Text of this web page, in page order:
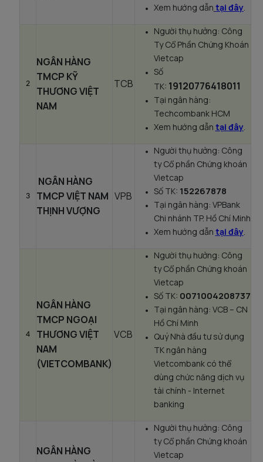
Xem hướng dẫn tại đây.
2
NGÂN HÀNG
TMCP KỸ
THƯƠNG VIỆT
NAM
TCB
Người thụ hưởng: Công
Ty Cổ Phần Chứng Khoán
Vietcap
Số
TK: 19120776418011
Tại ngân hàng:
Techcombank HCM
Xem hướng dẫn tại đây.
3
NGÂN HÀNG
TMCP VIỆT NAM
THỊNH VƯỢNG
VPB
Người thụ hưởng: Công
ty Cổ phần Chứng khoán
Vietcap
Số TK: 152267878
Tại ngân hàng: VPBank
Chi nhánh TP. Hồ Chí Minh
Xem hướng dẫn tại đây.
4
NGÂN HÀNG
TMCP NGOẠI
THƯƠNG VIỆT
NAM
(VIETCOMBANK)
VCB
Người thụ hưởng: Công
ty Cổ phần Chứng khoán
Vietcap
Số TK: 0071004208737
Tại ngân hàng: VCB – CN
Hồ Chí Minh
Quý Nhà đầu tư sử dụng
TK ngân hàng
Vietcombank có thể
dùng chức năng dịch vụ
tài chính - Internet
banking
NGÂN HÀNG
Người thụ hưởng: Công
ty Cổ phần Chứng khoán
Vietcap